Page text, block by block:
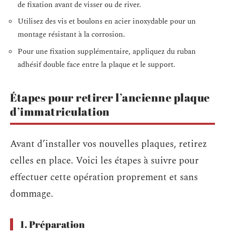
de fixation avant de visser ou de river.
Utilisez des vis et boulons en acier inoxydable pour un
montage résistant à la corrosion.
Pour une fixation supplémentaire, appliquez du ruban
adhésif double face entre la plaque et le support.
Étapes pour retirer l’ancienne plaque
d’immatriculation
Avant d’installer vos nouvelles plaques, retirez
celles en place. Voici les étapes à suivre pour
effectuer cette opération proprement et sans
dommage.
1. Préparation